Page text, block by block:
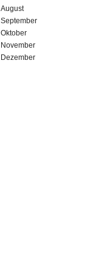
August
September
Oktober
November
Dezember